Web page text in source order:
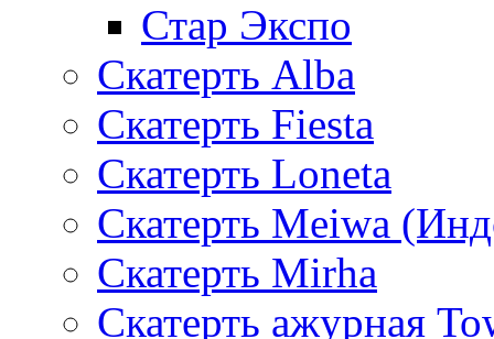
Стар Экспо
Скатерть Alba
Скатерть Fiesta
Скатерть Loneta
Скатерть Meiwa
Скатерть Mirha
Скатерть ажурная